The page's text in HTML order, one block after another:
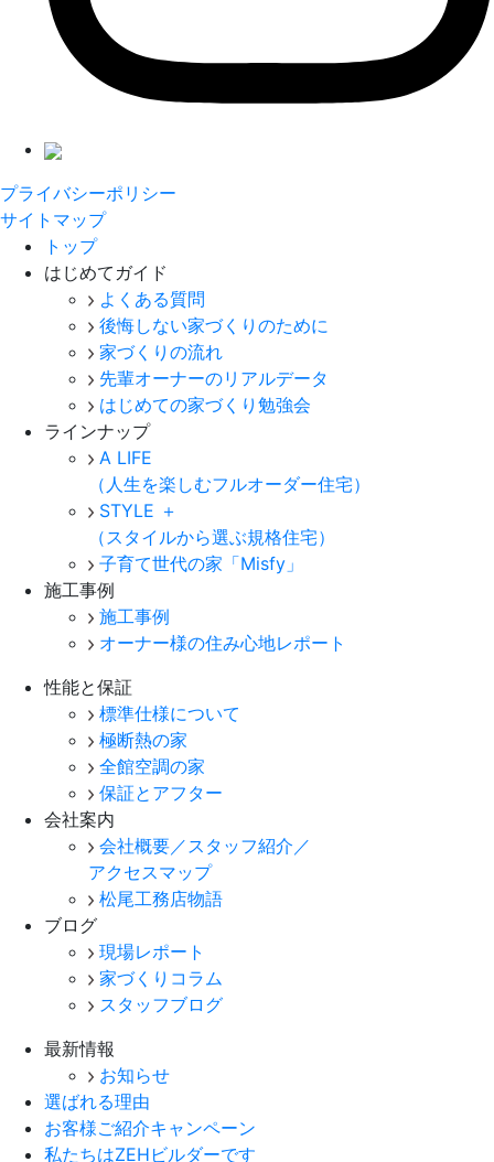
プライバシーポリシー
サイトマップ
トップ
はじめてガイド
よくある質問
後悔しない家づくりのために
家づくりの流れ
先輩オーナーのリアルデータ
はじめての家づくり勉強会
ラインナップ
A LIFE
（人生を楽しむフルオーダー住宅）
STYLE ＋
（スタイルから選ぶ規格住宅）
子育て世代の家「Misfy」
施工事例
施工事例
オーナー様の住み心地レポート
性能と保証
標準仕様について
極断熱の家
全館空調の家
保証とアフター
会社案内
会社概要／スタッフ紹介／
アクセスマップ
松尾工務店物語
ブログ
現場レポート
家づくりコラム
スタッフブログ
最新情報
お知らせ
選ばれる理由
お客様ご紹介キャンペーン
私たちはZEHビルダーです